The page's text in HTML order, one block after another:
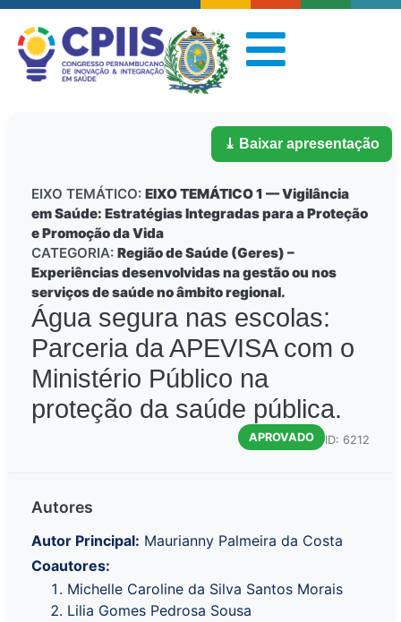
⤓ Baixar apresentação
EIXO TEMÁTICO: EIXO TEMÁTICO 1 — Vigilância
em Saúde: Estratégias Integradas para a Proteção
e Promoção da Vida
CATEGORIA: Região de Saúde (Geres) –
Experiências desenvolvidas na gestão ou nos
serviços de saúde no âmbito regional.
Água segura nas escolas:
Parceria da APEVISA com o
Ministério Público na
proteção da saúde pública.
APROVADO ID: 6212
Autores
Autor Principal: Maurianny Palmeira da Costa
Coautores:
Michelle Caroline da Silva Santos Morais
Lilia Gomes Pedrosa Sousa